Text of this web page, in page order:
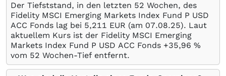
Der Tiefststand, in den letzten 52 Wochen, des
Fidelity MSCI Emerging Markets Index Fund P USD
ACC Fonds lag bei 5,211 EUR (am 07.08.25). Laut
aktuellem Kurs ist der Fidelity MSCI Emerging
Markets Index Fund P USD ACC Fonds +35,96 %
vom 52 Wochen-Tief entfernt.